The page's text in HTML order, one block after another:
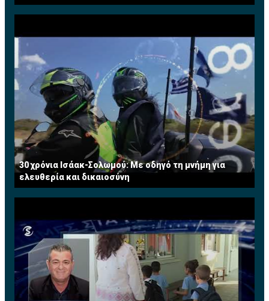
30 χρόνια Ισάακ-Σολωμού: Με οδηγό τη μνήμη για
ελευθερία και δικαιοσύνη